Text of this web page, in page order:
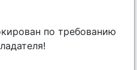
по требованию